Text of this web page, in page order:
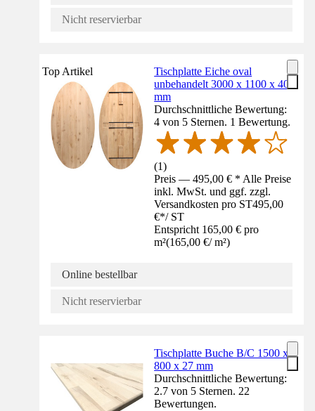
Nicht reservierbar
Top Artikel
Tischplatte Eiche oval
unbehandelt 3000 x 1100 x 40
mm
Durchschnittliche Bewertung:
4 von 5 Sternen. 1 Bewertung.
(1)
Preis — 495,00 € * Alle Preise
inkl. MwSt. und ggf. zzgl.
Versandkosten pro ST495,00
€*/ ST
Entspricht 165,00 € pro
m²(165,00 €/ m²)
Online bestellbar
Nicht reservierbar
Tischplatte Buche B/C 1500 x
800 x 27 mm
Durchschnittliche Bewertung:
2.7 von 5 Sternen. 22
Bewertungen.